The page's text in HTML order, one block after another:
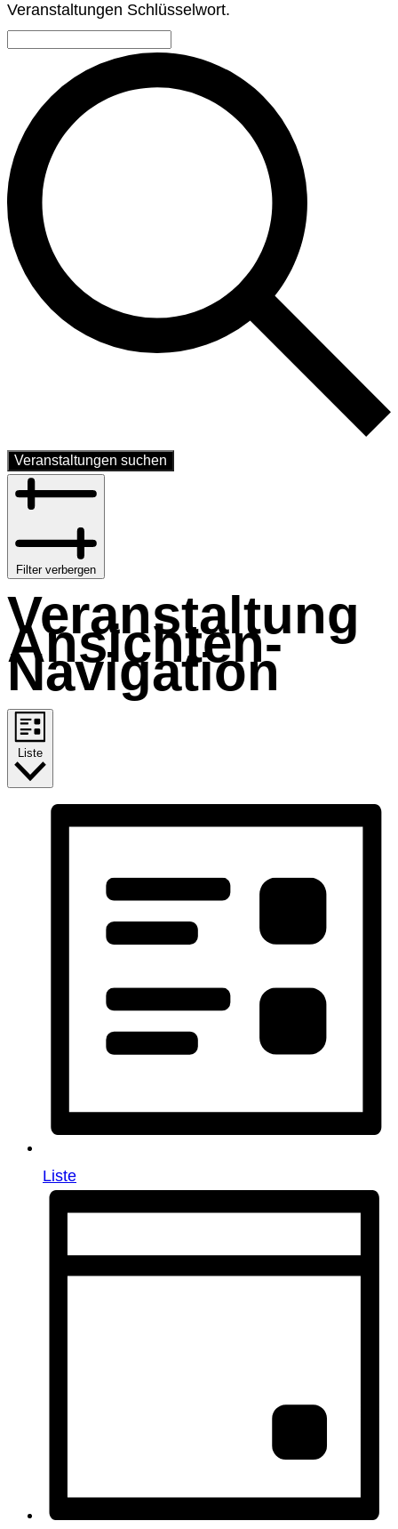
Veranstaltungen Schlüsselwort.
Veranstaltungen suchen
Filter verbergen
Veranstaltung
Ansichten-
Navigation
Liste
Liste